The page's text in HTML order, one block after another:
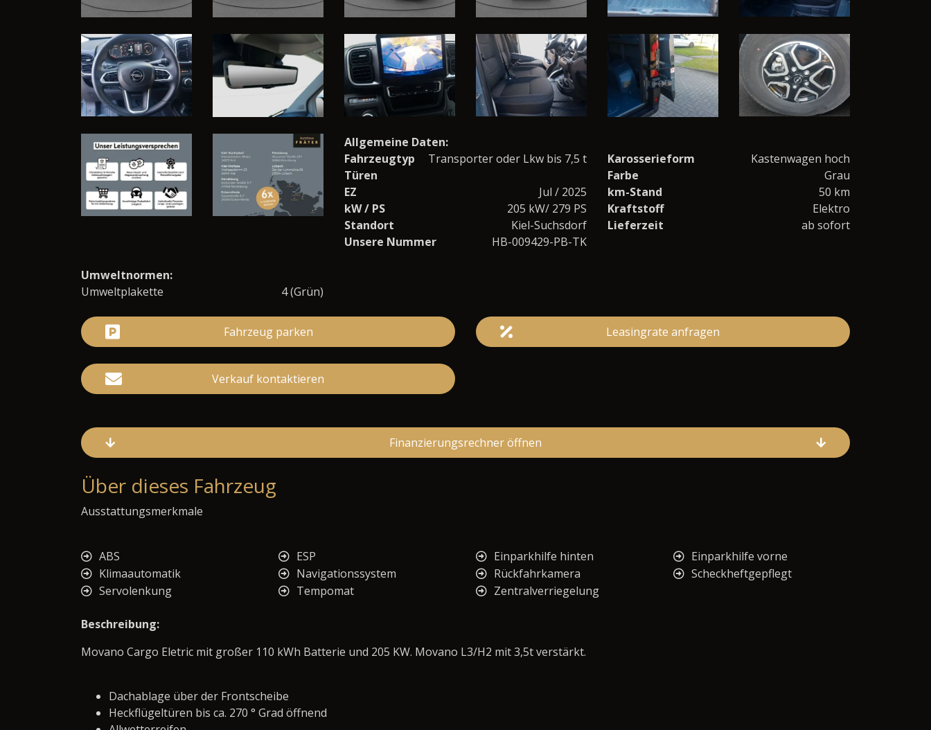
Allgemeine Daten:
Fahrzeugtyp
Transporter oder Lkw bis 7,5 t Karosserieform
Kastenwagen hoch
Türen
Farbe
Grau
EZ
Jul / 2025 km-Stand
50 km
kW / PS
205 kW/ 279 PS Kraftstoff
Elektro
Standort
Kiel-Suchsdorf Lieferzeit
ab sofort
Unsere Nummer
HB-009429-PB-TK
Umweltnormen:
Umweltplakette
4 (Grün)
Fahrzeug parken Leasingrate anfragen
Verkauf kontaktieren
Finanzierungsrechner öffnen
Über dieses Fahrzeug
Ausstattungsmerkmale
ABS ESP Einparkhilfe hinten
Einparkhilfe vorne
Klimaautomatik
Navigationssystem Rückfahrkamera
Scheckheftgepflegt
Servolenkung
Tempomat Zentralverriegelung
Beschreibung:
Movano Cargo Eletric mit großer 110 kWh Batterie und 205 KW. Movano L3/H2 mit 3,5t verstärkt.
Dachablage über der Frontscheibe
Heckflügeltüren bis ca. 270 ° Grad öffnend